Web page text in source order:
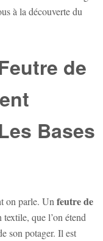
à la découverte du
de
Bases
on parle. Un feutre de
que l’on étend
son potager. Il est